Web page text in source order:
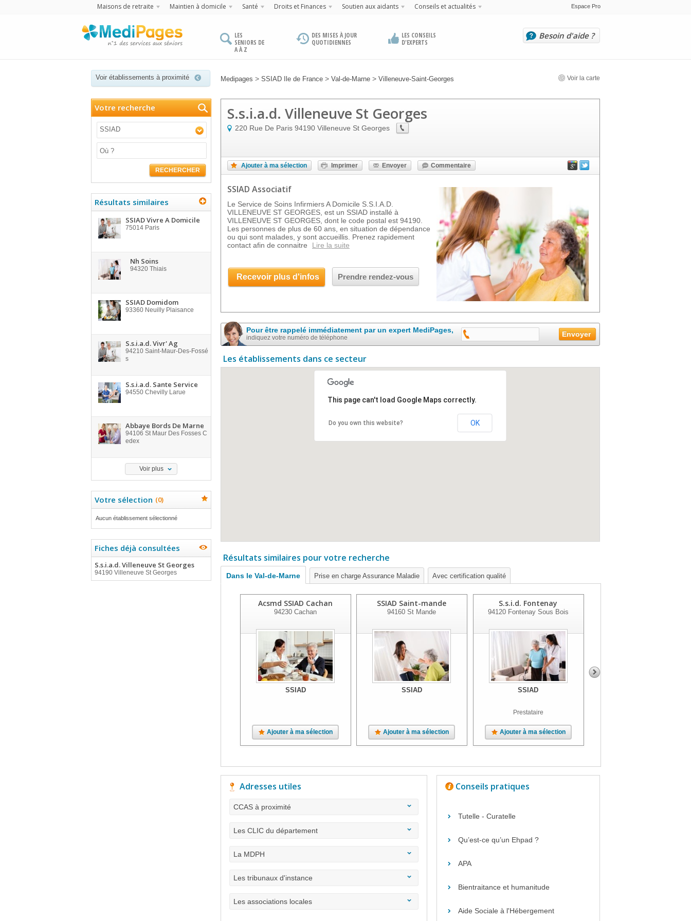
Maisons de retraite Maintien à domicile Santé Droits et Finances Soutien aux aidants Conseils et actualités Espace Pro
LES
SENIORS DE
A À Z
DES MISES À JOUR
QUOTIDIENNES
LES CONSEILS
D'EXPERTS
Besoin d'aide ?
Voir établissements à proximité Medipages > SSIAD Ile de France > Val-de-Marne > Villeneuve-Saint-Georges Voir la carte
Votre recherche
SSIAD
RECHERCHER
Résultats similaires
SSIAD Vivre A Domicile
75014 Paris
Nh Soins
94320 Thiais
SSIAD Domidom
93360 Neuilly Plaisance
S.s.i.a.d. Vivr' Ag
94210 Saint-Maur-Des-Fossé
s
S.s.i.a.d. Sante Service
94550 Chevilly Larue
Abbaye Bords De Marne
94106 St Maur Des Fosses C
edex
Voir plus
Votre sélection (0)
Aucun établissement sélectionné
Fiches déjà consultées
S.s.i.a.d. Villeneuve St Georges
94190 Villeneuve St Georges
S.s.i.a.d. Villeneuve St Georges
220 Rue De Paris 94190 Villeneuve St Georges
Ajouter à ma sélection Imprimer Envoyer Commentaire
SSIAD Associatif
Le Service de Soins Infirmiers A Domicile S.S.I.A.D.
VILLENEUVE ST GEORGES, est un SSIAD installé à
VILLENEUVE ST GEORGES, dont le code postal est 94190.
Les personnes de plus de 60 ans, en situation de dépendance
ou qui sont malades, y sont accueillis. Prenez rapidement
contact afin de connaitre
Lire la suite
Recevoir plus d'infos Prendre rendez-vous
Pour être rappelé immédiatement par un expert MediPages,
indiquez votre numéro de téléphone
Les établissements dans ce secteur
This page can't load Google Maps correctly.
Do you own this website? OK
Résultats similaires pour votre recherche
Dans le Val-de-Marne Prise en charge Assurance Maladie Avec certification qualité
Acsmd SSIAD Cachan
94230 Cachan
SSIAD
Ajouter à ma sélection
SSIAD Saint-mande
94160 St Mande
SSIAD
Ajouter à ma sélection
S.s.i.d. Fontenay
94120Fontenay Sous Bois
SSIAD
Prestataire
Ajouter à ma sélection
Adresses utiles
CCAS à proximité
Les CLIC du département
La MDPH
Les tribunaux d'instance
Les associations locales
Conseils pratiques
Tutelle - Curatelle
Qu’est-ce qu’un Ehpad ?
APA
Bientraitance et humanitude
Aide Sociale à l'Hébergement